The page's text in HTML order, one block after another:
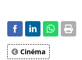
Cinéma